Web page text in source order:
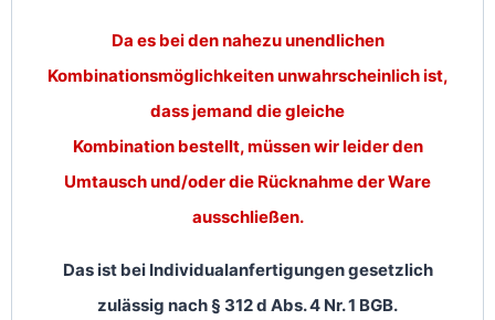
Da es bei den nahezu unendlichen
Kombinationsmöglichkeiten unwahrscheinlich ist,
dass jemand die gleiche
Kombination bestellt, müssen wir leider den
Umtausch und/oder die Rücknahme der Ware
ausschließen.
Das ist bei Individualanfertigungen gesetzlich
zulässig nach § 312 d Abs. 4 Nr. 1 BGB.